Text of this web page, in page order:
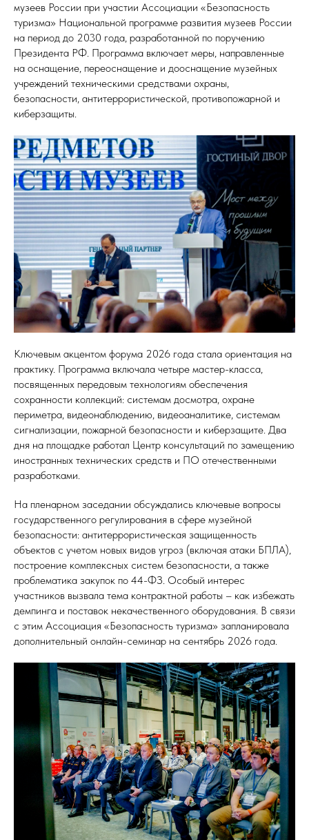
музеев России при участии Ассоциации «Безопасность
туризма» Национальной программе развития музеев России
на период до 2030 года, разработанной по поручению
Президента РФ. Программа включает меры, направленные
на оснащение, переоснащение и дооснащение музейных
учреждений техническими средствами охраны,
безопасности, антитеррористической, противопожарной и
киберзащиты.
Ключевым акцентом форума 2026 года стала ориентация на
практику. Программа включала четыре мастер-класса,
посвященных передовым технологиям обеспечения
сохранности коллекций: системам досмотра, охране
периметра, видеонаблюдению, видеоаналитике, системам
сигнализации, пожарной безопасности и киберзащите. Два
дня на площадке работал Центр консультаций по замещению
иностранных технических средств и ПО отечественными
разработками.
На пленарном заседании обсуждались ключевые вопросы
государственного регулирования в сфере музейной
безопасности: антитеррористическая защищенность
объектов с учетом новых видов угроз (включая атаки БПЛА),
построение комплексных систем безопасности, а также
проблематика закупок по 44-ФЗ. Особый интерес
участников вызвала тема контрактной работы – как избежать
демпинга и поставок некачественного оборудования. В связи
с этим Ассоциация «Безопасность туризма» запланировала
дополнительный онлайн-семинар на сентябрь 2026 года.